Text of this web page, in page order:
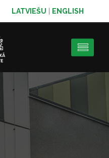
LATVIEŠU ENGLISH